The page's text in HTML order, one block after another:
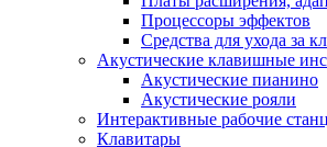
Процессоры эффектов
Средства для ухода за
Акустические клавишные
Акустические пианино
Акустические рояли
Интерактивные рабочие
Клавитары